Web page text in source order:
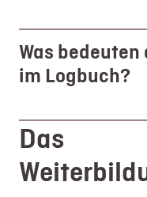
Was
im Logbuch?
Das